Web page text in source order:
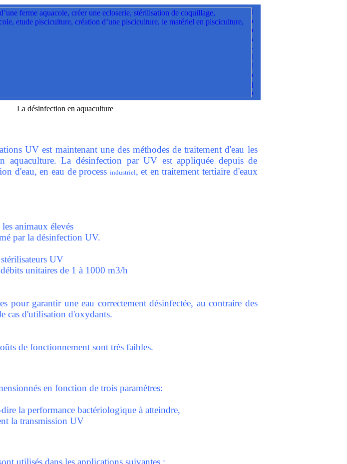
La désinfection en aquaculture
UV est maintenant une des méthodes de traitement d'eau les
aquaculture. La désinfection par UV est appliquée depuis de
d'eau, en eau de process industriel, et en traitement tertiaire d'eaux
animaux élevés
par la désinfection UV.
UV
unitaires de 1 à 1000 m3/h
pour garantir une eau correctement désinfectée, au contraire des
cas d'utilisation d'oxydants.
de fonctionnement sont très faibles.
en fonction de trois paramètres:
la performance bactériologique à atteindre,
la transmission UV
utilisés dans les applications suivantes :